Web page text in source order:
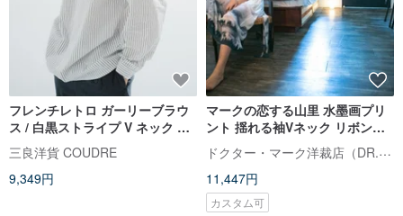
フレンチレトロ ガーリーブラウ
ス / 白黒ストライプ V ネック コ
ットンデザイン / ヒッピー ルー
ズシルエット トップス
三良洋貨 COUDRE
9,349円
マークの恋する山里 水墨画プリ
ント 揺れる袖Vネック リボンロ
ングワンピース
ドクター・マーク洋裁店（DR.MARK）
11,447円
カスタム可